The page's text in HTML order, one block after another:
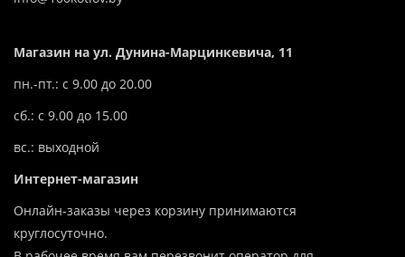
Магазин на ул. Дунина-Марцинкевича, 11
пн.-пт.: с 9.00 до 20.00
сб.: с 9.00 до 15.00
вс.: выходной
Интернет-магазин
Онлайн-заказы через корзину принимаются
круглосуточно.